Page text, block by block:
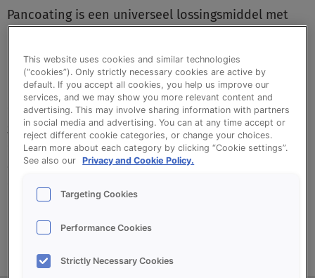
Pancoating is een universeel lossingsmiddel met
eenvoudig te lossen producten.
Universeel lossingsmiddel voor grootbrood en
gemakkelijk lossende banketproducten
Te gebruiken in combinatie met alle bekende
aanbrengsystemen
Geschikt voor gekoelde of ingevroren
deegproducten
This website uses cookies and similar technologies
(“cookies”). Only strictly necessary cookies are active by
default. If you accept all cookies, you help us improve our
services, and we may show you more relevant content and
advertising. This may involve sharing information with partners
in social media and advertising. You can at any time accept or
reject different cookie categories, or change your choices.
Learn more about each category by clicking “Cookie settings”.
See also our
Privacy and Cookie Policy.
Targeting Cookies
Performance Cookies
Strictly Necessary Cookies